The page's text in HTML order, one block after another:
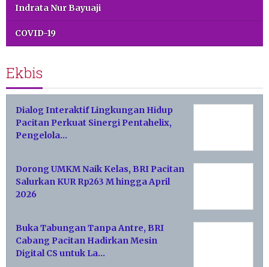
Indrata Nur Bayuaji
COVID-19
Ekbis
Dialog Interaktif Lingkungan Hidup
Pacitan Perkuat Sinergi Pentahelix,
Pengelola…
Dorong UMKM Naik Kelas, BRI Pacitan
Salurkan KUR Rp263 M hingga April
2026
Buka Tabungan Tanpa Antre, BRI
Cabang Pacitan Hadirkan Mesin
Digital CS untuk La…